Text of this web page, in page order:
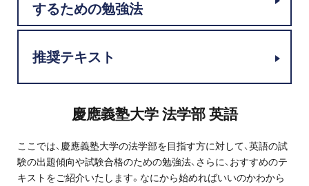
よくある質問
採用情報
会社概要
するための勉強法
推奨テキスト
慶應義塾大学 法学部 英語
ここでは、慶應義塾大学の法学部を目指す方に対して、英語の試
験の出題傾向や試験合格のための勉強法、さらに、おすすめのテ
キストをご紹介いたします。なにから始めればいいのかわから